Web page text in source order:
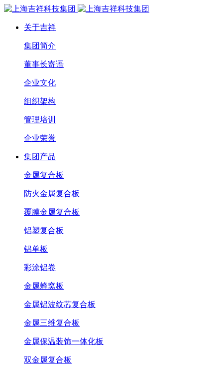
关于吉祥
集团简介
董事长寄语
企业文化
组织架构
管理培训
企业荣誉
集团产品
金属复合板
防火金属复合板
覆膜金属复合板
铝塑复合板
铝单板
彩涂铝卷
金属蜂窝板
金属铝波纹芯复合板
金属三维复合板
金属保温装饰一体化板
双金属复合板